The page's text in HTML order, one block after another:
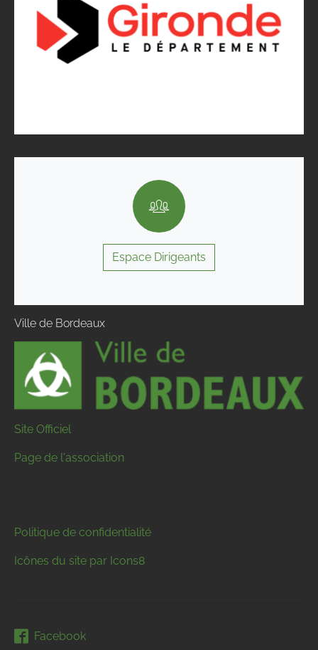
Espace Dirigeants
Ville de Bordeaux
Site Officiel
Page de l'association
Politique de confidentialité
Icônes du site par Icons8
Facebook